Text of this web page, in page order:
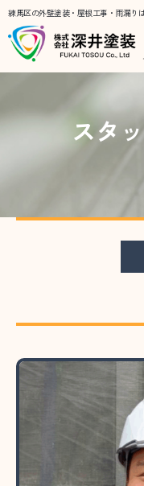
練馬区の外壁塗装・屋根工事・雨漏り
スタ